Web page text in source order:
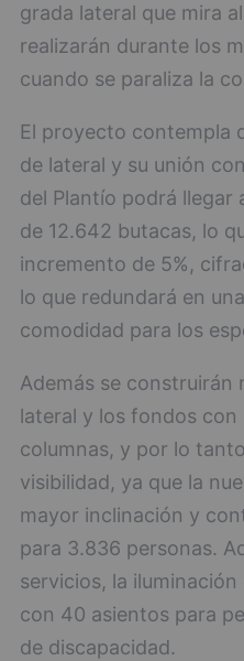
grada lateral que mira
realizarán durante los
cuando se paraliza la
El proyecto contempla
de lateral y su unión
del Plantío podrá llegar
de 12.642 butacas, lo
incremento de 5%,
lo que redundará en
comodidad para los
Además se construirán
lateral y los fondos con
columnas, y por lo
visibilidad, ya que la
mayor inclinación y
para 3.836 personas.
servicios, la
con 40 asientos para
de discapacidad.